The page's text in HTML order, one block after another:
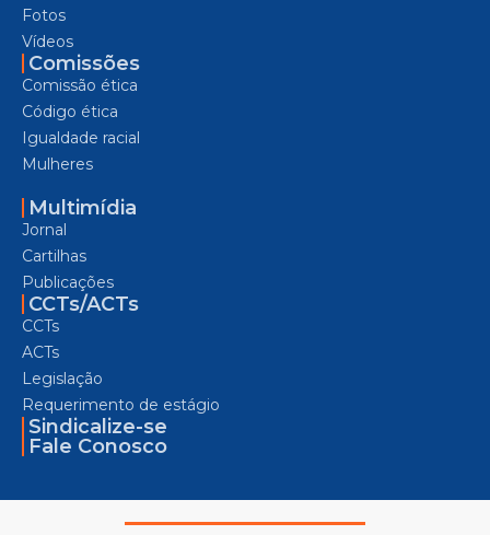
Fotos
Vídeos
Comissões
Comissão ética
Código ética
Igualdade racial
Mulheres
Multimídia
Jornal
Cartilhas
Publicações
CCTs/ACTs
CCTs
ACTs
Legislação
Requerimento de estágio
Sindicalize-se
Fale Conosco